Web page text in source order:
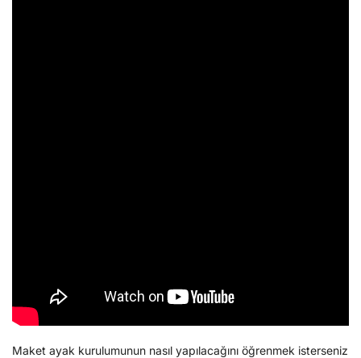
Maket ayak kurulumunun nasıl yapılacağını öğrenmek isterseniz